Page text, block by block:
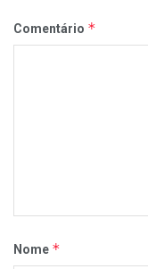
Comentário *
Nome *